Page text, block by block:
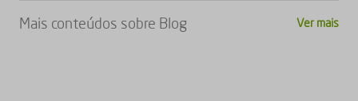
Mais conteúdos sobre Blog Ver mais